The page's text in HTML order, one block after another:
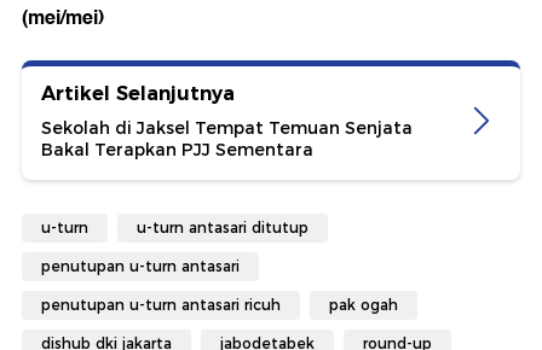
(mei/mei)
Artikel Selanjutnya
Sekolah di Jaksel Tempat Temuan Senjata
Bakal Terapkan PJJ Sementara
u-turn u-turn antasari ditutup
penutupan u-turn antasari
penutupan u-turn antasari ricuh pak ogah
dishub dki jakarta jabodetabek round-up